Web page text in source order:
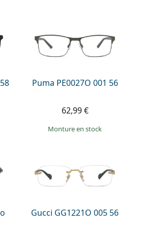
Puma PE0027O 001 56
62,99 €
Monture en stock
Gucci GG1221O 005 56